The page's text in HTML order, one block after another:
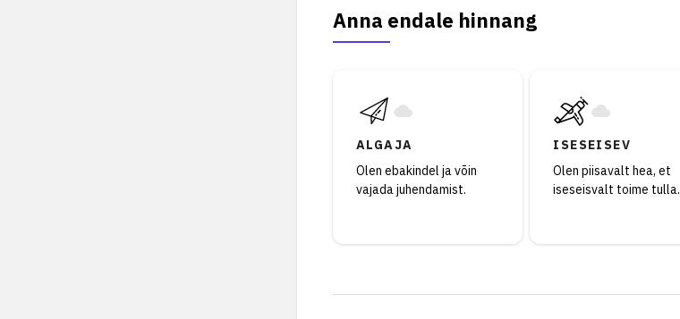
Anna endale hinnang
ALGAJA
Olen ebakindel ja võin
vajada juhendamist.
ISESEISEV
Olen piisavalt hea, et
iseseisvalt toime tulla.